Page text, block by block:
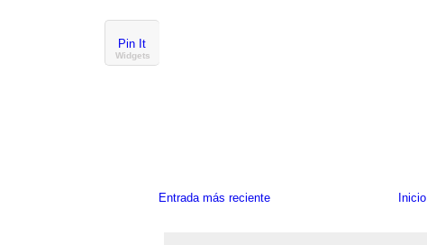
Pin It
Widgets
Entrada más reciente Inicio